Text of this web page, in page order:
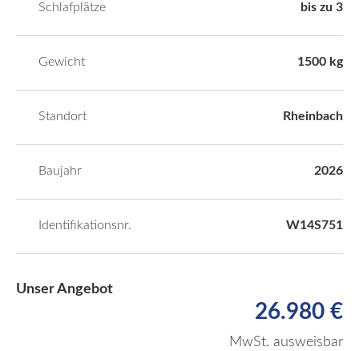
Schlafplätze bis zu 3
Gewicht 1500 kg
Standort Rheinbach
Baujahr 2026
Identifikationsnr. W14S751
Unser Angebot
26.980 €
MwSt. ausweisbar